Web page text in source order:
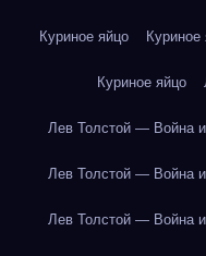
Куриное яйцо Куриное
Куриное яйцо
Лев Толстой — Война
Лев Толстой — Война
Лев Толстой — Война